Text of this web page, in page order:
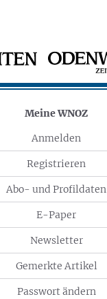
Meine WNOZ
Anmelden
Registrieren
Abo- und Profildaten
E-Paper
Newsletter
Gemerkte Artikel
Passwort ändern